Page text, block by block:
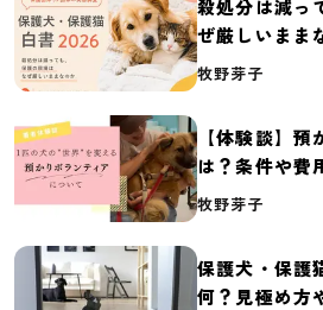
殺処分は減っ
ぜ厳しいまま
体の実態調査
牧野芽子
【体験談】
は？条件や費
介
牧野芽子
保護犬・保護
何？見極め方